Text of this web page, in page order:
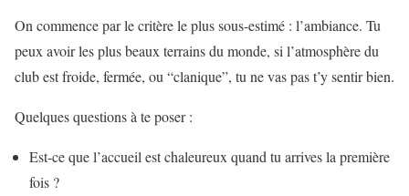
On commence par le critère le plus sous-estimé : l’ambiance. Tu
peux avoir les plus beaux terrains du monde, si l’atmosphère du
club est froide, fermée, ou “clanique”, tu ne vas pas t’y sentir bien.
Quelques questions à te poser :
Est-ce que l’accueil est chaleureux quand tu arrives la première
fois ?